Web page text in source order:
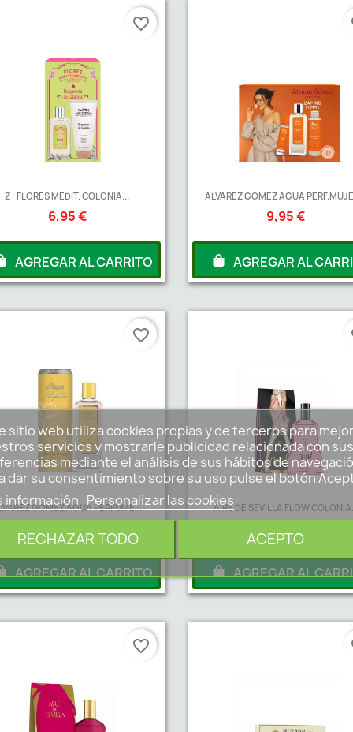
sitio web utiliza cookies propias y de terceros para
servicios y mostrarle publicidad relacionada con sus
mediante el análisis de sus hábitos de
dar su consentimiento sobre su uso pulse el botón
información Personalizar las cookies
RECHAZAR TODO ACEPTO
Z_FLORES MEDIT. COLONIA...
6,95 €
AGREGAR AL CARRITO
favorite_border
ALVAREZ GOMEZ AGUA
9,95 €
AGREGAR AL
GOMEZ AGUA PERFUME...
AGREGAR AL CARRITO
favorite_border
AIRE DE SEVILLA FLOW
AGREGAR AL
favorite_border